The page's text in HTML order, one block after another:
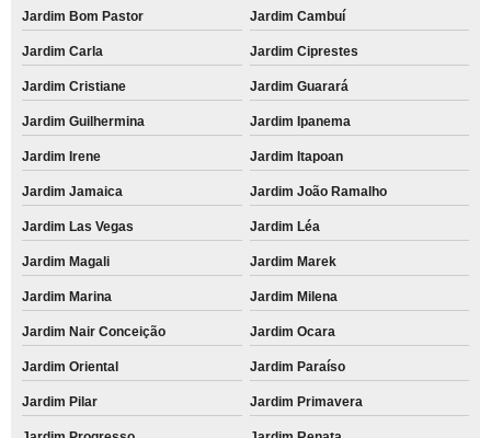
Jardim Bom Pastor Jardim Cambuí
Jardim Carla Jardim Ciprestes
Jardim Cristiane Jardim Guarará
Jardim Guilhermina Jardim Ipanema
Jardim Irene Jardim Itapoan
Jardim Jamaica Jardim João Ramalho
Jardim Las Vegas Jardim Léa
Jardim Magali Jardim Marek
Jardim Marina Jardim Milena
Jardim Nair Conceição Jardim Ocara
Jardim Oriental Jardim Paraíso
Jardim Pilar Jardim Primavera